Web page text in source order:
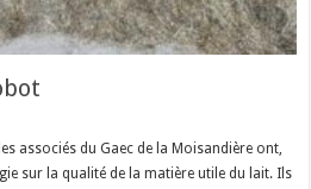
associés du Gaec de la Moisandière ont,
sur la qualité de la matière utile du lait. Ils